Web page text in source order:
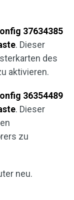
37634385
. Dieser
des
aktivieren.
36354489
. Dieser
zu
neu.